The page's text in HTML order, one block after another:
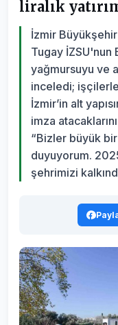
liralık
İzmir
Tugay İZSU'nun
yağmursuyu ve
inceledi;
İzmir’in alt
imza
“Bizler büyük
duyuyorum.
şehrimizi